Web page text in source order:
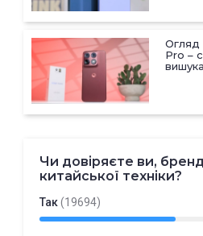
Огляд
Pro –
Чи довіряєте ви,
китайської техніки?
Так(19694)